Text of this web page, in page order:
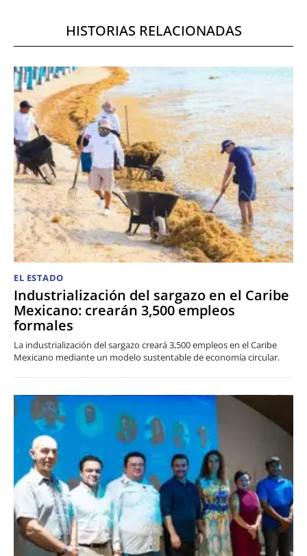
HISTORIAS RELACIONADAS
EL ESTADO
Industrialización del sargazo en el Caribe
Mexicano: crearán 3,500 empleos
formales
La industrialización del sargazo creará 3,500 empleos en el Caribe
Mexicano mediante un modelo sustentable de economía circular.